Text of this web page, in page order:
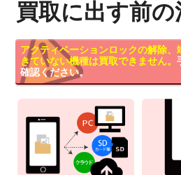
買取に出す前
アクティベーションロックの解除、
きていない機種は買取できません。
確認ください。